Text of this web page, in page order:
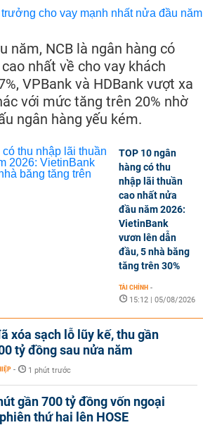
năm, NCB là ngân hàng có
nhất về cho vay khách
VPBank và HDBank vượt xa
với mức tăng trên 20% nhờ
ngân hàng yếu kém.
TOP 10 ngân
hàng có thu
nhập lãi thuần
cao nhất nửa
đầu năm 2026:
VietinBank
vươn lên dẫn
đầu, 5 nhà băng
tăng trên 30%
TÀI CHÍNH -
15:12 | 05/08/2026
xóa sạch lỗ lũy kế, thu gần
tỷ đồng sau nửa năm
- 1 phút trước
gần 700 tỷ đồng vốn ngoại
thứ hai lên HOSE